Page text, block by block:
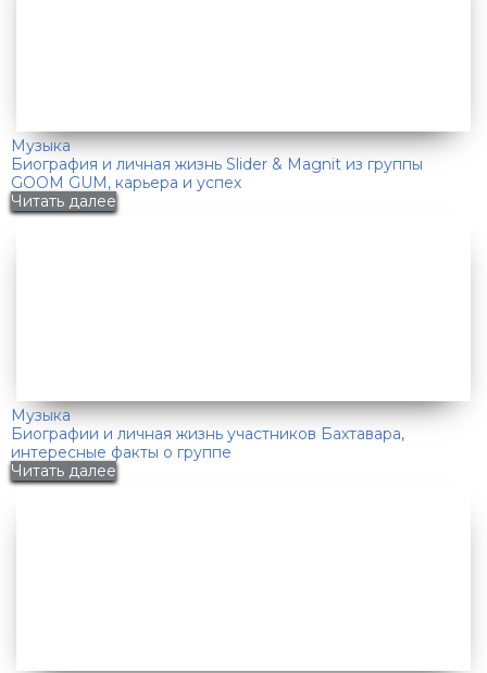
Музыка
Биография и личная жизнь Slider & Magnit из группы
GOOM GUM, карьера и успех
Читать далее
Музыка
Биографии и личная жизнь участников Бахтавара,
интересные факты о группе
Читать далее